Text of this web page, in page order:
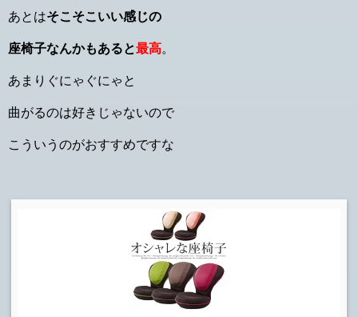
あとはそこそこいい感じの
座椅子なんかもあると最高。
あまりぐにゃぐにゃと
曲がるのは好きじゃないので
こういうのがおすすめですな